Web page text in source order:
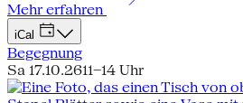
Mehr erfahren
iCal
Begegnung
Sa 17.10.2611–14 Uhr